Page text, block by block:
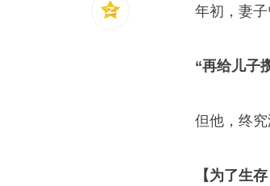
年初，妻
“再给儿子
但他，终究
【为了生